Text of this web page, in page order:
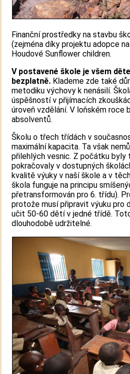
Finanční prostředky na stavbu
(zejména díky projektu adopce
Houdové Sunflower children.
V postavené škole je všem
bezplatně. Klademe zde také
metodiku výchovy k nenásilí.
úspěšností v přijímacích
úroveň vzdělání. V loňském roce
absolventů.
Školu o třech třídách v
maximální kapacita. Ta však
přilehlých vesnic. Z počátku byly
pokračovaly v dostupných
kvalitě výuky v naší škole a v
škola funguje na principu
přetransformován pro 6. třídu).
protože musí připravit výuku pro
učit 50-60 dětí v jedné třídě.
dlouhodobě udržitelné.